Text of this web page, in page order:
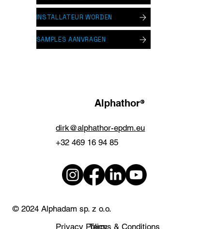
INSTALLATEUR WORDEN
SAMPLES AANVRAGEN
Alphathor®
dirk@alphathor-epdm.eu
+32 469 16 94 85
© 2024 Alphadam sp. z o.o.
Terms & Conditions
Privacy Policy